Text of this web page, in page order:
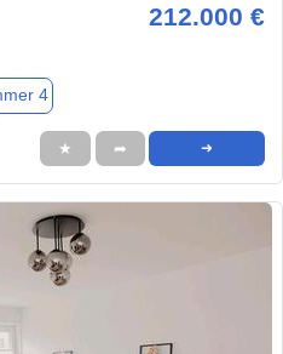
212.000 €
4
★ ➦ ➜